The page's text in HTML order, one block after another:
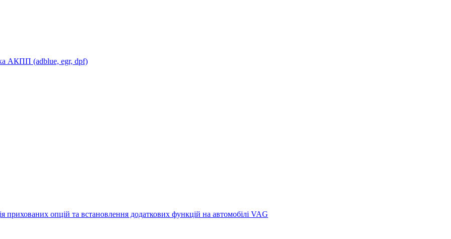
АКПП (adblue, egr, dpf)
прихованих опцій та встановлення додаткових функцій на автомобілі VAG